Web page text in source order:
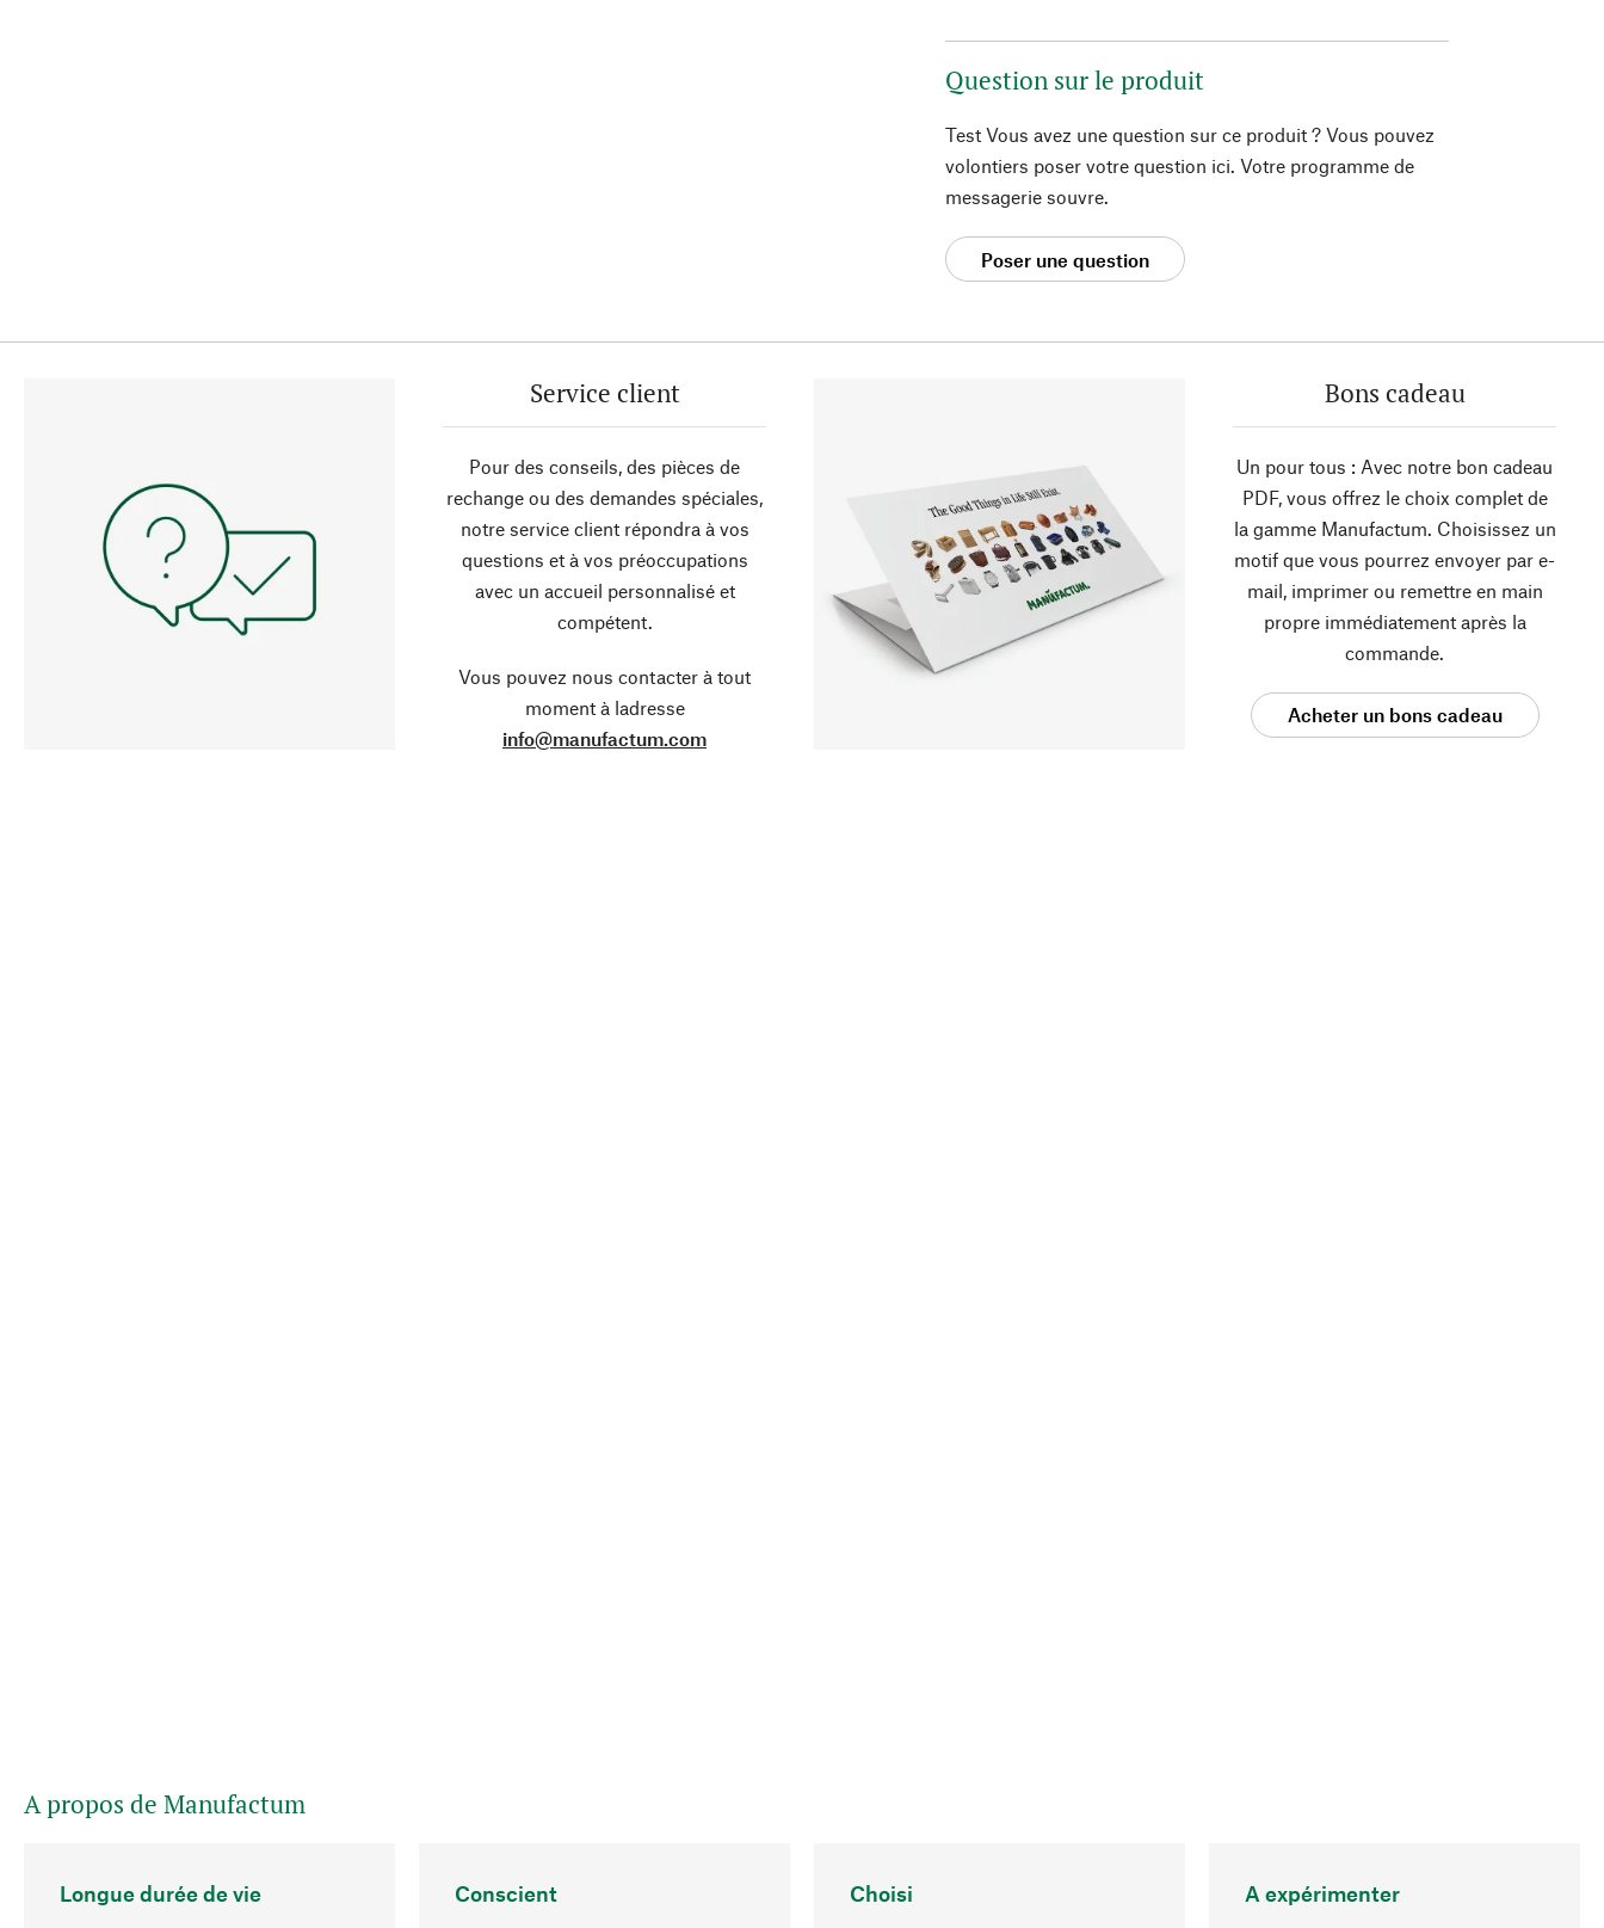
Question sur le produit
Test Vous avez une question sur ce produit ? Vous pouvez
volontiers poser votre question ici. Votre programme de
messagerie souvre.
Poser une question
Service client
Pour des conseils, des pièces de
rechange ou des demandes spéciales,
notre service client répondra à vos
questions et à vos préoccupations
avec un accueil personnalisé et
compétent.
Vous pouvez nous contacter à tout
moment à ladresse
info@manufactum.com
Bons cadeau
Un pour tous : Avec notre bon cadeau
PDF, vous offrez le choix complet de
la gamme Manufactum. Choisissez un
motif que vous pourrez envoyer par e-
mail, imprimer ou remettre en main
propre immédiatement après la
commande.
Acheter un bons cadeau
A propos de Manufactum
Longue durée de vie Conscient Choisi A expérimenter